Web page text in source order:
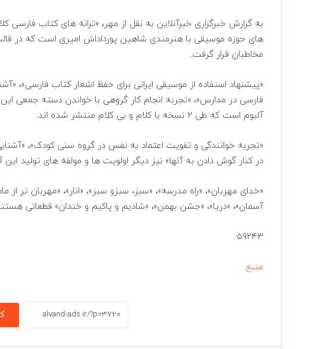
به گزارش خبرگزاری خبرآنلاین به نقل از مهر، «ترانه های کتاب فارسی
های حوزه موسیقی با هنرمندی شاهین پورداداش امیری است که در
مخاطبان قرار گرفت.
«پیشنهاد استفاده از موسیقی ایرانی برای حفظ اشعار کتاب فارسی»،
فارسی در مدارس»، «تجربه انجام کار گروهی با خواندن دسته جمعی
آلبوم است که طی ۲ نسخه با کلام و بی کلام منتشر شده اند.
«تجربه خوانندگی و تقویت اعتماد به نفس در گروه سنی کودک»،
در کنار گوش دادن به آنها» نیز دیگر اولویت ها و مولفه های تولید
«خدای مهربان»، «راه مدرسه»، «سبز، سبزو سبز»، «انار»، «مهربان تر از
آسمان»، «دریا»، «جشن بهمن»، «شادیم و پاکیم و خندان» قطعاتی
59243
منبع